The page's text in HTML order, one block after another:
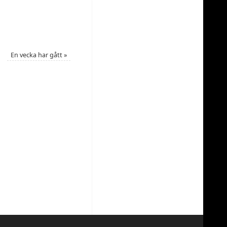
En vecka har gått»